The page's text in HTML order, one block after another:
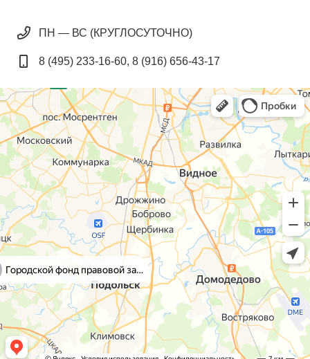
ПН — ВС (КРУГЛОСУТОЧНО)
8 (495) 233-16-60, 8 (916) 656-43-17